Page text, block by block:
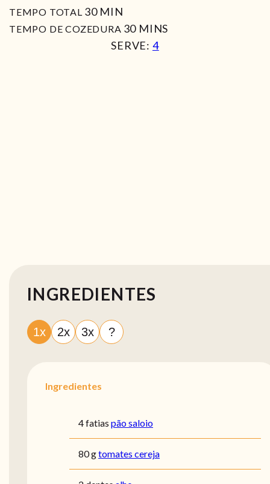
TEMPO TOTAL 30MIN
MIN
TEMPO DE COZEDURA 30MIN
MINS
SERVE: 4
INGREDIENTES
1x 2x 3x ?
Ingredientes
4 fatias pão saloio
80 gtomates cereja